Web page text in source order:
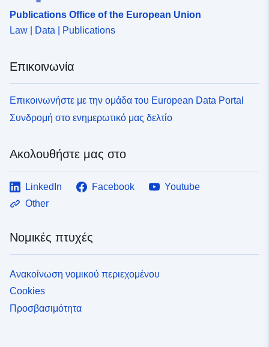
Publications Office of the European Union
Law | Data | Publications
Επικοινωνία
Επικοινωνήστε με την ομάδα του European Data Portal
Συνδρομή στο ενημερωτικό μας δελτίο
Ακολουθήστε μας στο
LinkedIn Facebook
Youtube
Other
Νομικές πτυχές
Ανακοίνωση νομικού περιεχομένου
Cookies
Προσβασιμότητα